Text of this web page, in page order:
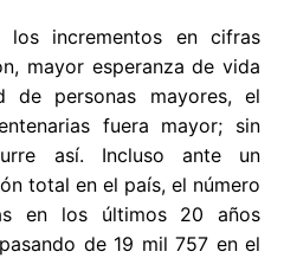
los incrementos en cifras
mayor esperanza de vida
de personas mayores, el
fuera mayor; sin
así. Incluso ante un
total en el país, el número
en los últimos 20 años
de 19 mil 757 en el